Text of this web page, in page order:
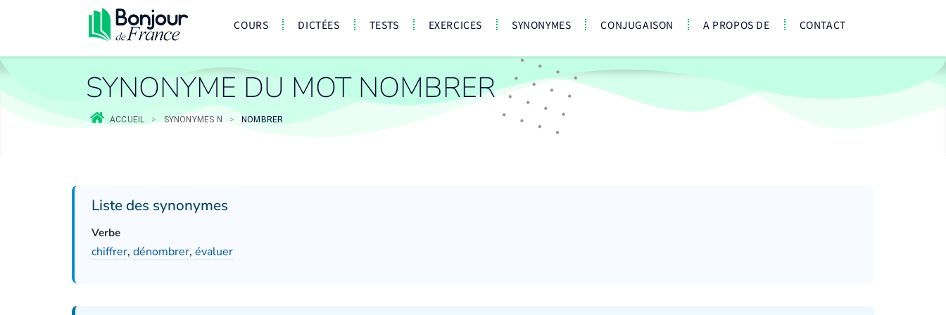
COURS DICTÉES TESTS EXERCICES SYNONYMES CONJUGAISON A PROPOS DE CONTACT
SYNONYME DU MOT NOMBRER
ACCUEIL > SYNONYMES N > NOMBRER
Liste des synonymes
Verbe
chiffrer, dénombrer, évaluer